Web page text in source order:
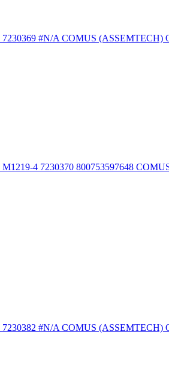
#N/A COMUS (ASSEMTECH)
4 7230370 800753597648
#N/A COMUS (ASSEMTECH)